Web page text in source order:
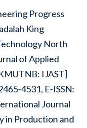
Progress
King
North
of Applied
IJAST]
4531, E-ISSN:
Journal
in Production and